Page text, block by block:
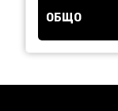
ОБЩО